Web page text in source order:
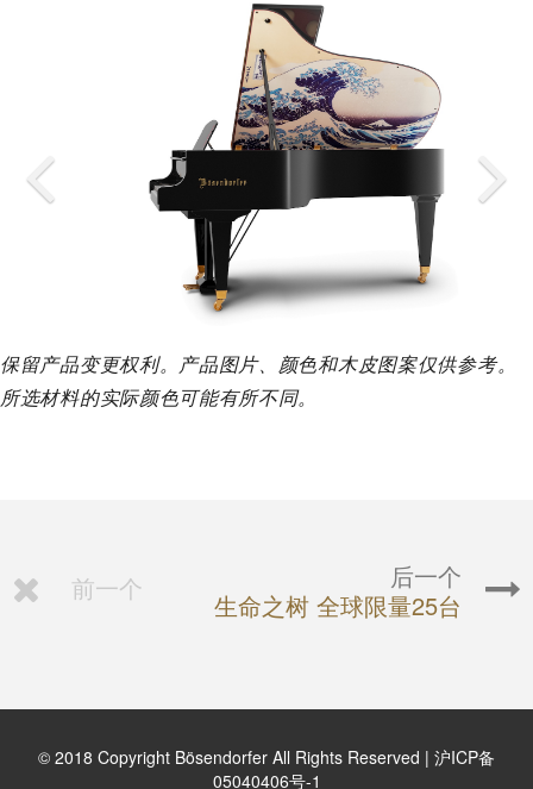
保留产品变更权利。产品图片、颜色和木皮图案仅供参考。
所选材料的实际颜色可能有所不同。
前一个
后一个
生命之树 全球限量25台
© 2018 Copyright Bösendorfer All Rights Reserved | 沪ICP备
05040406号-1